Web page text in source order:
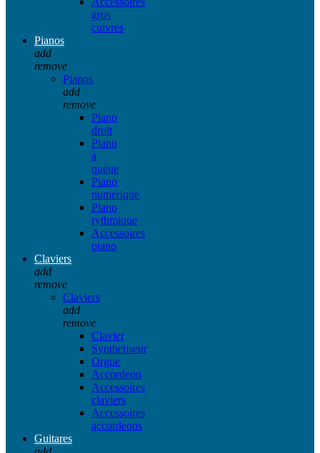
gros
cuivres
Pianos
add
remove
Pianos
add
remove
Piano
droit
Piano
à
queue
Piano
numerique
Piano
rythmique
Accessoires
piano
Claviers
add
remove
Claviers
add
remove
Clavier
Synthetiseur
Orgue
Accordeon
Accessoires
claviers
Accessoires
accordeons
Guitares